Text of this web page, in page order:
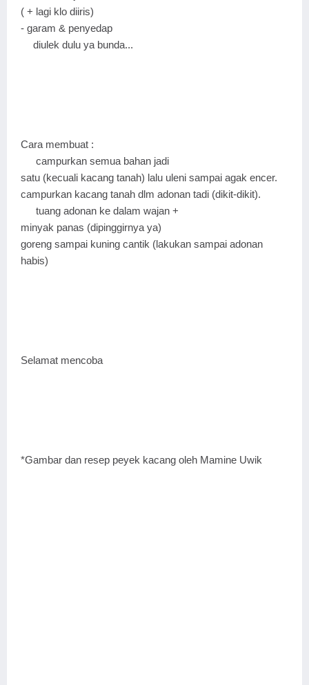
( + lagi klo diiris)
- garam & penyedap
diulek dulu ya bunda...
Cara membuat :
campurkan semua bahan jadi
satu (kecuali kacang tanah) lalu uleni sampai agak encer.
campurkan kacang tanah dlm adonan tadi (dikit-dikit).
tuang adonan ke dalam wajan +
minyak panas (dipinggirnya ya)
goreng sampai kuning cantik (lakukan sampai adonan
habis)
Selamat mencoba
*Gambar dan resep peyek kacang oleh Mamine Uwik